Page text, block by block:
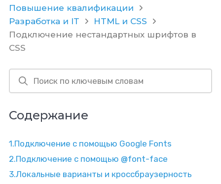
Повышение квалификации
Разработка и IT
HTML и CSS
Подключение нестандартных шрифтов в
CSS
Содержание
1.Подключение с помощью Google Fonts
2.Подключение с помощью @font-face
3.Локальные варианты и кроссбраузерность